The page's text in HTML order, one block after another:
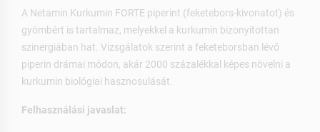
A Netamin Kurkumin FORTE piperint (feketebors-kivonatot) és
gyömbért is tartalmaz, melyekkel a kurkumin bizonyítottan
szinergiában hat. Vizsgálatok szerint a feketeborsban lévő
piperin drámai módon, akár 2000 százalékkal képes növelni a
kurkumin biológiai hasznosulását.
Felhasználási javaslat: